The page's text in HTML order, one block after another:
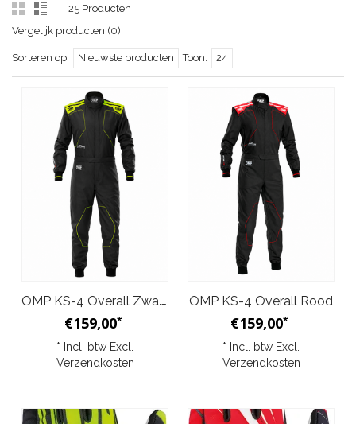
25 Producten
Vergelijk producten (0)
Sorteren op: Nieuwste producten Toon: 24
OMP KS-4 Overall Zwart Geel
€159,00*
* Incl. btw Excl.
Verzendkosten
OMP KS-4 Overall Rood
€159,00*
* Incl. btw Excl.
Verzendkosten